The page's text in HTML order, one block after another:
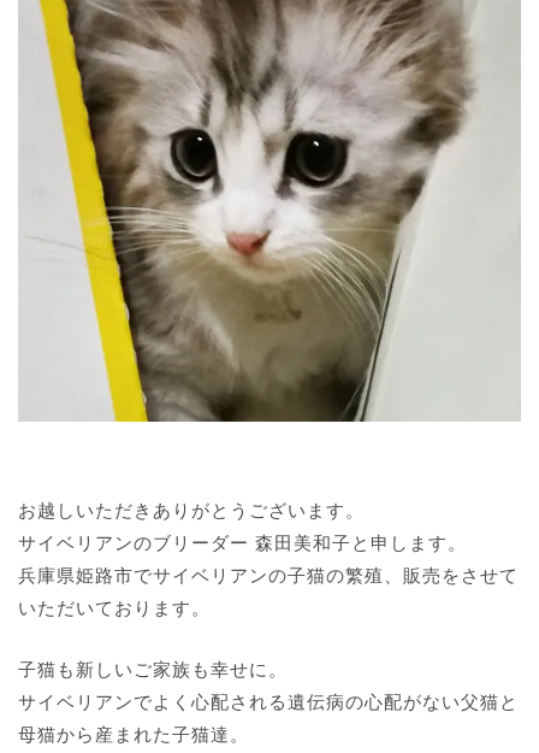
お越しいただきありがとうございます。
サイベリアンのブリーダー 森田美和子と申します。
兵庫県姫路市でサイベリアンの子猫の繁殖、販売をさせて
いただいております。
子猫も新しいご家族も幸せに。
サイベリアンでよく心配される遺伝病の心配がない父猫と
母猫から産まれた子猫達。